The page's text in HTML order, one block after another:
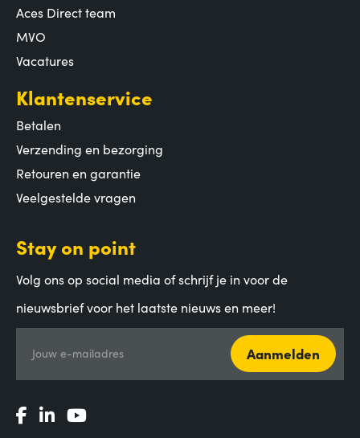
Aces Direct team
MVO
Vacatures
Klantenservice
Betalen
Verzending en bezorging
Retouren en garantie
Veelgestelde vragen
Stay on point
Volg ons op social media of schrijf je in voor de
nieuwsbrief voor het laatste nieuws en meer!
Jouw e-mailadres Aanmelden